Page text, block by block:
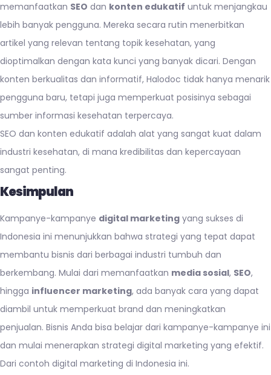
memanfaatkan SEO dan konten edukatif untuk menjangkau
lebih banyak pengguna. Mereka secara rutin menerbitkan
artikel yang relevan tentang topik kesehatan, yang
dioptimalkan dengan kata kunci yang banyak dicari. Dengan
konten berkualitas dan informatif, Halodoc tidak hanya menarik
pengguna baru, tetapi juga memperkuat posisinya sebagai
sumber informasi kesehatan terpercaya.
SEO dan konten edukatif adalah alat yang sangat kuat dalam
industri kesehatan, di mana kredibilitas dan kepercayaan
sangat penting.
Kesimpulan
Kampanye-kampanye digital marketing yang sukses di
Indonesia ini menunjukkan bahwa strategi yang tepat dapat
membantu bisnis dari berbagai industri tumbuh dan
berkembang. Mulai dari memanfaatkan media sosial, SEO,
hingga influencer marketing, ada banyak cara yang dapat
diambil untuk memperkuat brand dan meningkatkan
penjualan. Bisnis Anda bisa belajar dari kampanye-kampanye ini
dan mulai menerapkan strategi digital marketing yang efektif.
Dari contoh digital marketing di Indonesia ini.